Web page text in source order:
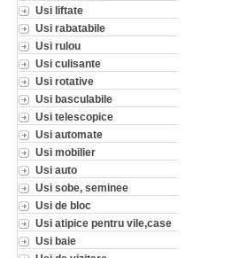
Usi liftate
Usi rabatabile
Usi rulou
Usi culisante
Usi rotative
Usi basculabile
Usi telescopice
Usi automate
Usi mobilier
Usi auto
Usi sobe, seminee
Usi de bloc
Usi atipice pentru vile,case
Usi baie